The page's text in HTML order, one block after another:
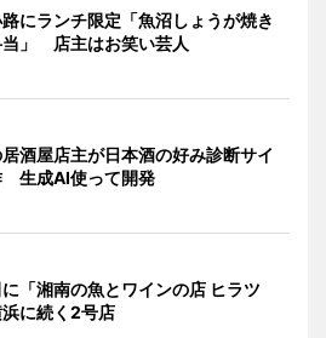
にランチ限定「魚沼しょうが焼き
当」 店主はお笑い芸人
酒屋店主が日本酒の好み診断サイ
生成AI使って開発
「湘南の魚とワインの店 ヒラツ
に続く2号店